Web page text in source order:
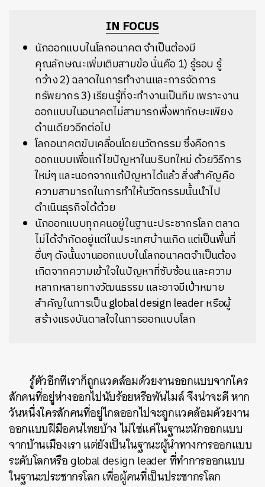
IN FOCUS
นักออกแบบในโลกอนาคต จำเป็นต้องมี
คุณลักษณะเพิ่มเติมสามข้อ นั่นคือ 1) รู้รอบ รู้
กว้าง 2) ฉลาดในการทำงานและการจัดการ
ทรัพยากร 3) เรียนรู้ที่จะทำงานเป็นทีม เพราะงาน
ออกแบบในอนาคตไม่สามารถพึ่งพาทักษะเพียง
ด้านเดียวอีกต่อไป
โลกอนาคตขับเคลื่อนโดยนวัตกรรม ซึ่งคือการ
ออกแบบเพื่อแก้ไขปัญหาในบริบทใหม่ ด้วยวิธีการ
ใหม่ๆ และนอกจากแก้ปัญหาได้แล้ว สิ่งสำคัญคือ
ความสามารถในการทำให้นวัตกรรมนั้นนำไป
ดำเนินธุรกิจได้ด้วย
นักออกแบบทุกคนอยู่ในฐานะประชากรโลก ตลาด
ไม่ได้จำกัดอยู่แต่ในประเทศบ้านเกิด แต่เป็นพื้นที่
อื่นๆ ดังนั้นงานออกแบบในโลกอนาคตจำเป็นต้อง
เกิดจากความเข้าใจในปัญหาที่ซับซ้อน และความ
หลากหลายทางวัฒนธรรม และอาจมีเป้าหมาย
สำคัญในการเป็น global design leader หรือผู้
สร้างแรงบันดาลใจในการออกแบบโลก
รู้ตัวอีกทีเราก็ถูกแวดล้อมด้วยงานออกแบบจากใคร
สักคนที่อยู่ห่างออกไปนับร้อยหรือพันไมล์ จึงน่าจะดี หาก
วันหนึ่งใครสักคนที่อยู่ไกลออกไปจะถูกแวดล้อมด้วยงาน
ออกแบบฝีมือคนไทยบ้าง ไม่ใช่แค่ในฐานะนักออกแบบ
จากบ้านเมืองเรา แต่ยังเป็นในฐานะผู้นำทางการออกแบบ
ระดับโลกหรือ global design leader ที่ทำการออกแบบ
ในฐานะประชากรโลก เพื่อผู้คนที่เป็นประชากรโลก